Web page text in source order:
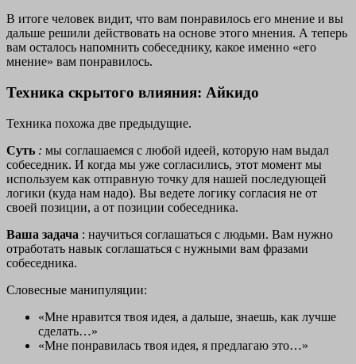
В итоге человек видит, что вам понравилось его мнение и вы
дальше решили действовать на основе этого мнения. А теперь
вам осталось напомнить собеседнику, какое именно «его
мнение» вам понравилось.
Техника скрытого влияния: Айкидо
Техника похожа две предыдущие.
Суть : мы соглашаемся с любой идеей, которую нам выдал
собеседник. И когда мы уже согласились, этот момент мы
используем как отправную точку для нашей последующей
логики (куда нам надо). Вы ведете логику согласия не от
своей позиции, а от позиции собеседника.
Ваша задача : научиться соглашаться с людьми. Вам нужно
отработать навык соглашаться с нужными вам фразами
собеседника.
Словесные манипуляции:
«Мне нравится твоя идея, а дальше, знаешь, как лучше
сделать…»
«Мне понравилась твоя идея, я предлагаю это…»